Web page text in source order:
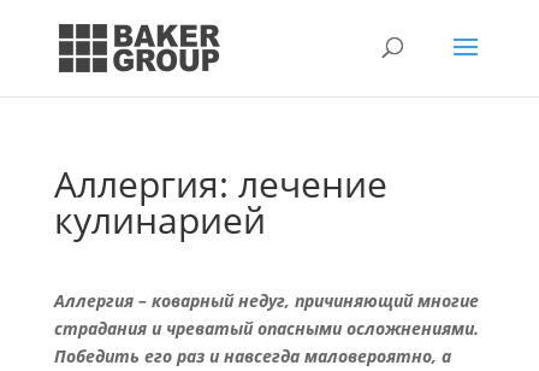
Аллергия: лечение
кулинарией
Аллергия – коварный недуг, причиняющий многие
страдания и чреватый опасными осложнениями.
Победить его раз и навсегда маловероятно, а